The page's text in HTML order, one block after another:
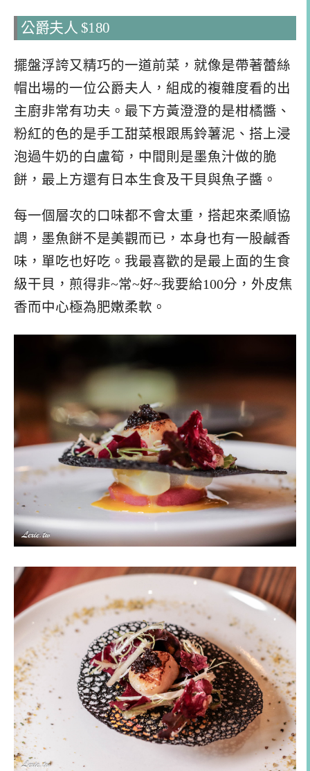
公爵夫人 $180
擺盤浮誇又精巧的一道前菜，就像是帶著蕾絲
帽出場的一位公爵夫人，組成的複雜度看的出
主廚非常有功夫。最下方黃澄澄的是柑橘醬、
粉紅的色的是手工甜菜根跟馬鈴薯泥、搭上浸
泡過牛奶的白盧筍，中間則是墨魚汁做的脆
餅，最上方還有日本生食及干貝與魚子醬。
每一個層次的口味都不會太重，搭起來柔順協
調，墨魚餅不是美觀而已，本身也有一股鹹香
味，單吃也好吃。我最喜歡的是最上面的生食
級干貝，煎得非~常~好~我要給100分，外皮焦
香而中心極為肥嫩柔軟。